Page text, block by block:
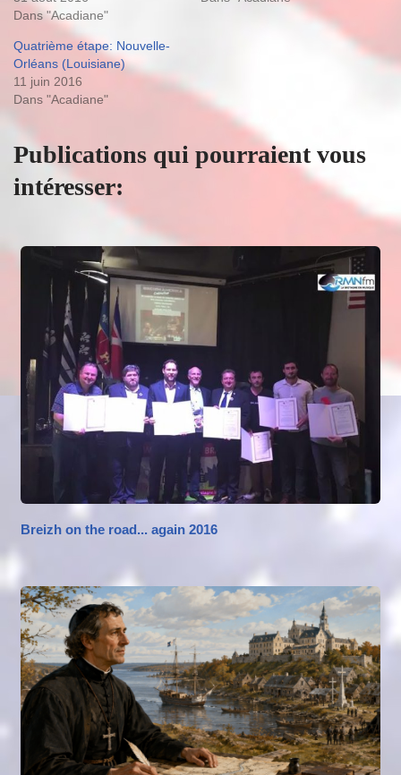
Dans "Acadiane"
Quatrième étape: Nouvelle-
Orléans (Louisiane)
11 juin 2016
Dans "Acadiane"
Publications qui pourraient vous
intéresser:
Breizh on the road... again 2016